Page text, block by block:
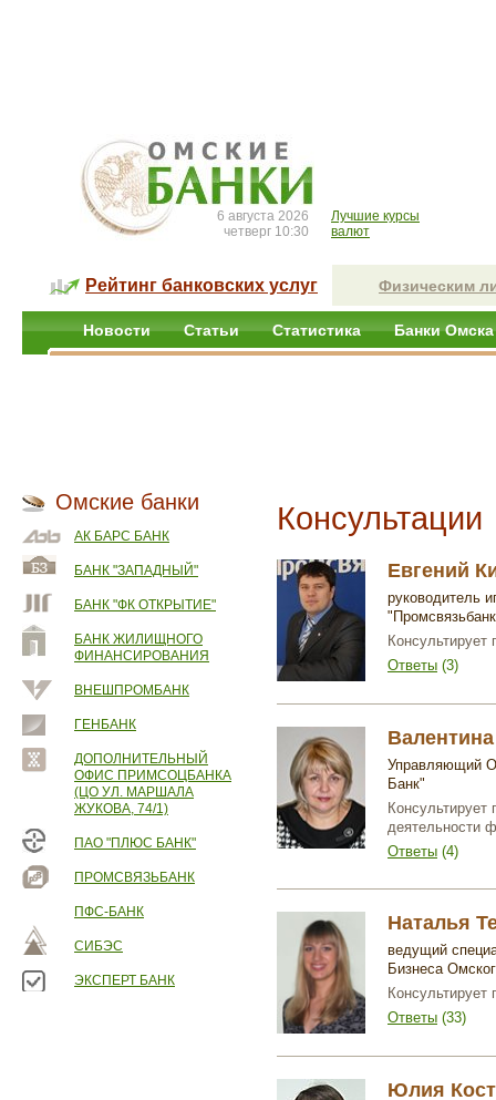
6 августа 2026
четверг 10:30
Лучшие курсы
валют
Рейтинг банковских услуг Физическим
Новости Статьи Статистика Банки Омска
Омские банки
АК БАРС БАНК
БАНК "ЗАПАДНЫЙ"
БАНК "ФК ОТКРЫТИЕ"
БАНК ЖИЛИЩНОГО
ФИНАНСИРОВАНИЯ
ВНЕШПРОМБАНК
ГЕНБАНК
ДОПОЛНИТЕЛЬНЫЙ
ОФИС ПРИМСОЦБАНКА
(ЦО УЛ. МАРШАЛА
ЖУКОВА, 74/1)
ПАО "ПЛЮС БАНК"
ПРОМСВЯЗЬБАНК
ПФС-БАНК
СИБЭС
ЭКСПЕРТ БАНК
Консультации
Евгений
руководитель
Консультирует
Ответы (3)
Управляющий
Банк"
деятельности
Ответы (4)
Наталья
ведущий
Бизнеса
Ответы (33)
Юлия